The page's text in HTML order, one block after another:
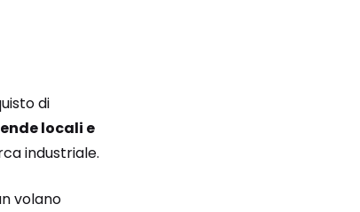
di
locali e
industriale.
volano